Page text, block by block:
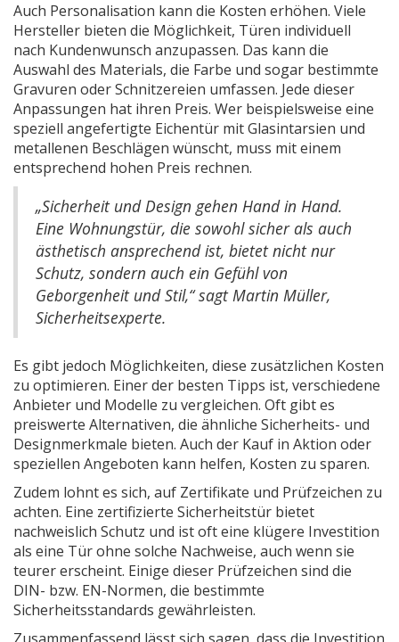
Auch Personalisation kann die Kosten erhöhen. Viele
Hersteller bieten die Möglichkeit, Türen individuell
nach Kundenwunsch anzupassen. Das kann die
Auswahl des Materials, die Farbe und sogar bestimmte
Gravuren oder Schnitzereien umfassen. Jede dieser
Anpassungen hat ihren Preis. Wer beispielsweise eine
speziell angefertigte Eichentür mit Glasintarsien und
metallenen Beschlägen wünscht, muss mit einem
entsprechend hohen Preis rechnen.
„Sicherheit und Design gehen Hand in Hand.
Eine Wohnungstür, die sowohl sicher als auch
ästhetisch ansprechend ist, bietet nicht nur
Schutz, sondern auch ein Gefühl von
Geborgenheit und Stil,“ sagt Martin Müller,
Sicherheitsexperte.
Es gibt jedoch Möglichkeiten, diese zusätzlichen Kosten
zu optimieren. Einer der besten Tipps ist, verschiedene
Anbieter und Modelle zu vergleichen. Oft gibt es
preiswerte Alternativen, die ähnliche Sicherheits- und
Designmerkmale bieten. Auch der Kauf in Aktion oder
speziellen Angeboten kann helfen, Kosten zu sparen.
Zudem lohnt es sich, auf Zertifikate und Prüfzeichen zu
achten. Eine zertifizierte Sicherheitstür bietet
nachweislich Schutz und ist oft eine klügere Investition
als eine Tür ohne solche Nachweise, auch wenn sie
teurer erscheint. Einige dieser Prüfzeichen sind die
DIN- bzw. EN-Normen, die bestimmte
Sicherheitsstandards gewährleisten.